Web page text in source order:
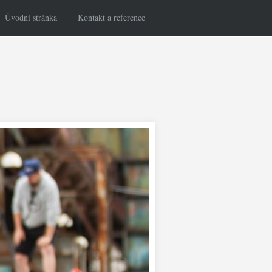
Úvodní stránka Kontakt a reference